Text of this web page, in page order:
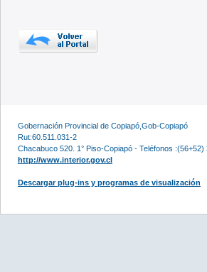
Gobernación Provincial de Copiapó,Gob-Copiapó
Rut:60.511.031-2
Chacabuco 520. 1° Piso-Copiapó - Teléfonos :(56+52)
http://www.interior.gov.cl
Descargar plug-ins y programas de visualización